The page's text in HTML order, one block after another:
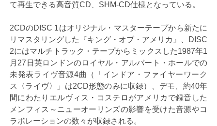
て再生できる高音質CD、SHM-CD仕様となっている。
2CDのDISC 1はオリジナル・マスターテープから新たに
リマスタリングした『キング・オブ・アメリカ』、DISC
2にはマルチトラック・テープからミックスした1987年1
月27日英ロンドンのロイヤル・アルバート・ホールでの
未発表ライヴ音源4曲（「インドア・ファイヤーワーク
ス〈ライヴ〉」は2CD形態のみに収録）、デモ、約40年
間にわたりエルヴィス・コステロがアメリカで録音した
メンフィス～ニューオーリンズの影響を受けた音源やコ
ラボレーションの数々が収録される。